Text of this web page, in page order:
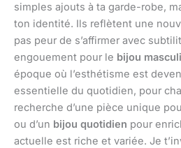
simples ajouts à ta garde-robe,
ton identité. Ils reflètent une
pas peur de s’affirmer avec
engouement pour le bijou
époque où l’esthétisme est
essentielle du quotidien, pour
recherche d’une pièce unique
ou d’un bijou quotidien pour
actuelle est riche et variée. Je